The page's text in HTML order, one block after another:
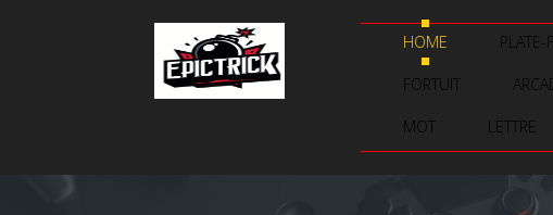
HOME PLATE-
FORTUIT
MOT LETTRE